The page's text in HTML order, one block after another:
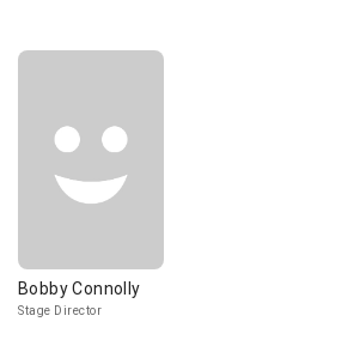
Bobby Connolly
Stage Director